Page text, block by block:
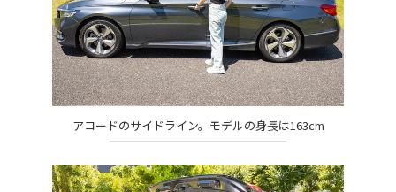
アコードのサイドライン。モデルの身長は163cm